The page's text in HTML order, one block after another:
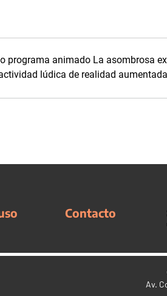
programa animado La asombrosa
lúdica de realidad
Contacto
Av.